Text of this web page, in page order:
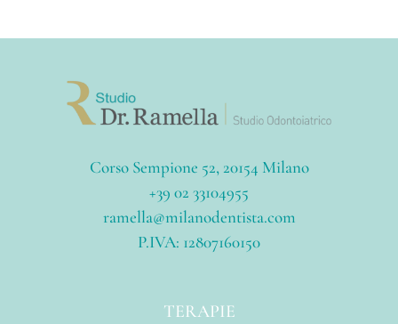
Corso Sempione 52, 20154 Milano
+39 02 33104955
ramella@milanodentista.com
P.IVA: 12807160150
TERAPIE